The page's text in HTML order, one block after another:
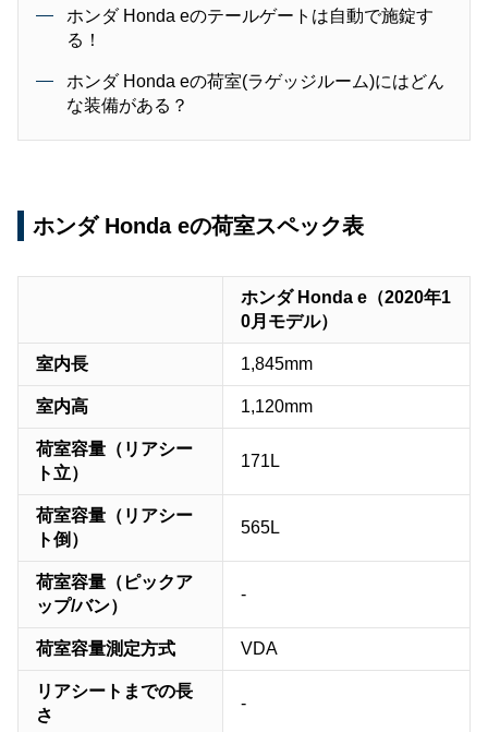
ホンダ Honda eのテールゲートは自動で施錠す
る！
ホンダ Honda eの荷室(ラゲッジルーム)にはどん
な装備がある？
ホンダ Honda eの荷室スペック表
ホンダ Honda e（2020年1
0月モデル）
室内長 1,845mm
室内高 1,120mm
荷室容量（リアシー
ト立）
171L
荷室容量（リアシー
ト倒）
565L
荷室容量（ピックア
ップ/バン）
-
荷室容量測定方式 VDA
リアシートまでの長
さ
-